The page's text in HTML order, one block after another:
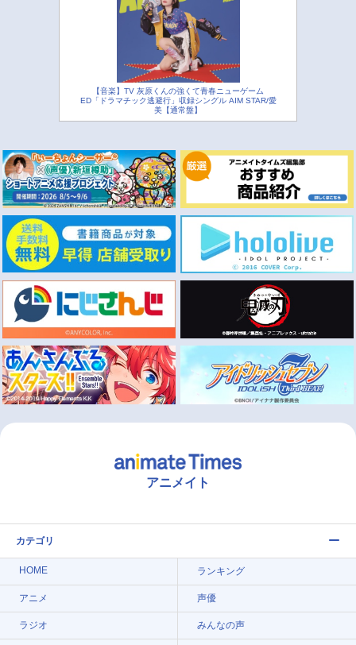
【音楽】TV 灰原くんの強くて青春ニューゲーム
ED「ドラマチック逃避行」収録シングル AIM STAR/愛
美【通常盤】
アニメイト
カテゴリ
HOME ランキング
アニメ 声優
ラジオ みんなの声